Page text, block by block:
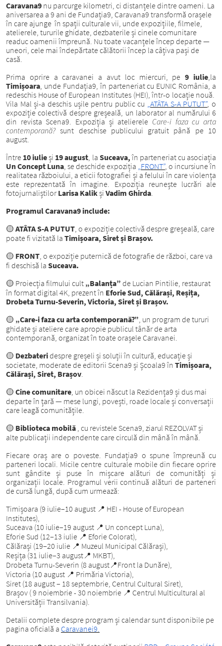
Caravana9 nu parcurge kilometri, ci distanțele dintre oameni. La
aniversarea a 9 ani de Fundația9, Caravana9 transformă orașele
în care ajunge în spații culturale vii, unde expozițiile, filmele,
atelierele, tururile ghidate, dezbaterile și cinele comunitare
readuc oamenii împreună. Nu toate vacanțele încep departe —
uneori, cele mai îndepărtate călătorii încep la câțiva pași de
casă.
Prima oprire a caravanei a avut loc miercuri, pe9 iulie,la
Timișoara, unde Fundația9, în parteneriat cu EUNIC România, a
redeschis House of European Institutes (HEI), într-o locație nouă.
Vila Mal și-a deschis ușile pentru public cu „ATÂTA S-A PUTUT”, o
expoziție colectivă despre greșeală, un laborator al numărului 6
din revista Scena9. Expoziția și atelierele Care-i faza cu arta
contemporană?sunt deschise publicului gratuit până pe 10
august.
Între 10 iulieși 19 august, la Suceava,în parteneriat cu asociația
Un Concept Luna, se deschide expoziția „FRONT”, o incursiune în
realitatea războiului, a eticii fotografiei și a felului în care violența
este reprezentată în imagine. Expoziția reunește lucrări ale
fotojurnaliștilor Larisa Kalikși Vadim Ghirda.
Programul Caravana9 include:
🟡 ATÂTA S-A PUTUT, o expoziție colectivă despre greșeală, care
poate fi vizitată la Timișoara, Siret și Brașov.
🟡 FRONT, o expoziție puternică de fotografie de război, care va
fi deschisă la Suceava.
🟡 Proiecția filmului cult „Balanța” de Lucian Pintilie, restaurat
în format digital 4K, prezent în Eforie Sud, Călărași, Reșița,
Drobeta Turnu-Severin, Victoria, Siret și Brașov.
🟡 „Care-i faza cu arta contemporană?”, un program de tururi
ghidate și ateliere care apropie publicul tânăr de arta
contemporană, organizat în toate orașele Caravanei.
🟡 Dezbateridespre greșeli și soluții în cultură, educație și
societate, moderate de editorii Scena9 și Școala9 în Timișoara,
Călărași, Siret, Brașov.
🟡 Cine comunitare, un obicei născut la Rezidența9 și dus mai
departe în țară — mese lungi, povești, roade locale și conversații
care leagă comunitățile.
🟡 Biblioteca mobilă , cu revistele Scena9, ziarul REZOLVAT și
alte publicații independente care circulă din mână în mână.
Fiecare oraș are o poveste. Fundația9 o spune împreună cu
parteneri locali. Micile centre culturale mobile din fiecare oprire
sunt gândite și puse în mișcare alături de comunități și
organizații locale. Programul verii continuă alături de parteneri
de cursă lungă, după cum urmează:
Timișoara (9 iulie–10 august 📍 HEI - House of European
Institutes),
Suceava (10 iulie–19 august 📍 Un concept Luna),
Eforie Sud (12–13 iulie 📍 Eforie Colorat),
Călărași (19–20 iulie 📍 Muzeul Municipal Călărași),
Reșița (31 iulie–3 august 📍 MKBT),
Drobeta Turnu-Severin (8 august 📍Front la Dunăre),
Victoria (10 august 📍 Primăria Victoria),
Siret (18 august – 18 septembrie, Centrul Cultural Siret),
Brașov ( 9 noiembrie - 30 noiembrie 📍 Centrul Multicultural al
Universității Transilvania).
Detalii complete despre program și calendar sunt disponibile pe
pagina oficială a Caravanei9.